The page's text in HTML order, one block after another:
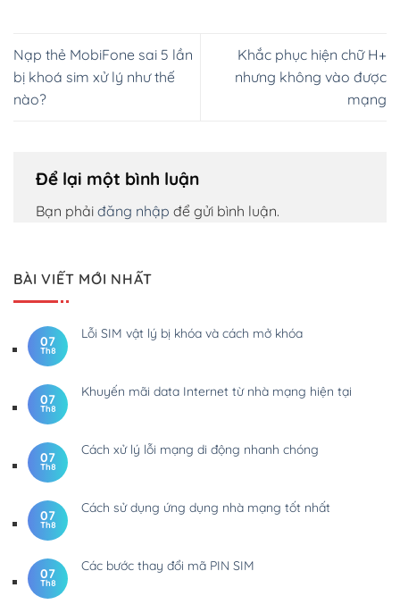
Nạp thẻ MobiFone sai 5 lần
bị khoá sim xử lý như thế
nào?
Khắc phục hiện chữ H+
nhưng không vào được
mạng
Để lại một bình luận
Bạn phải đăng nhập để gửi bình luận.
BÀI VIẾT MỚI NHẤT
07
Th8
Lỗi SIM vật lý bị khóa và cách mở khóa
07
Th8
Khuyến mãi data Internet từ nhà mạng hiện tại
07
Th8
Cách xử lý lỗi mạng di động nhanh chóng
07
Th8
Cách sử dụng ứng dụng nhà mạng tốt nhất
07
Th8
Các bước thay đổi mã PIN SIM